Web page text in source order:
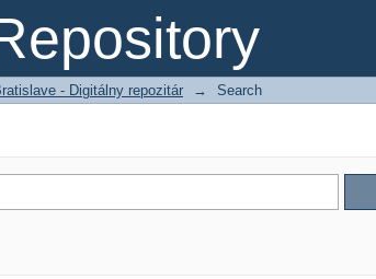
- Digitálny repozitár → Search